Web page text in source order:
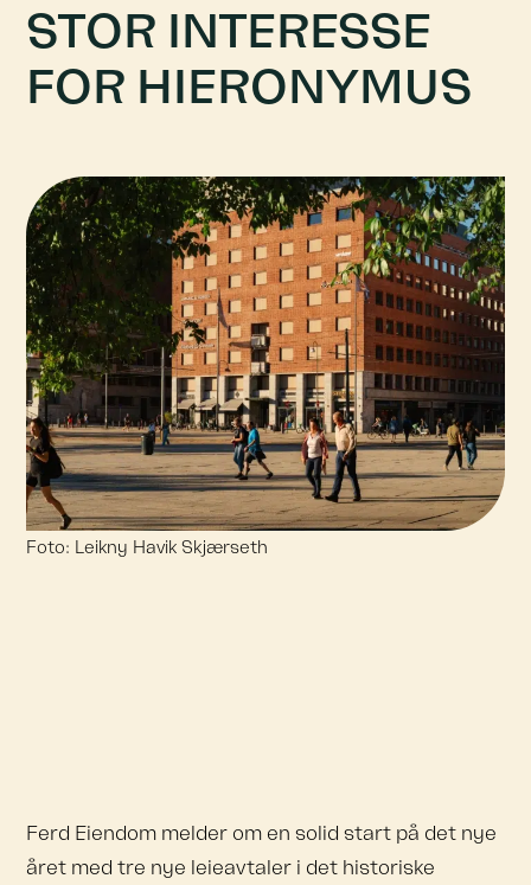
STOR INTERESSE
FOR HIERONYMUS
Foto: Leikny Havik Skjærseth
Ferd Eiendom melder om en solid start på det nye
året med tre nye leieavtaler i det historiske